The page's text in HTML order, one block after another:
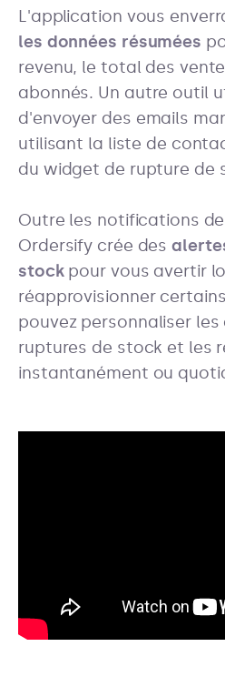
L'application vous
les données résumées
revenu, le total des
abonnés. Un autre outil
d'envoyer des emails
utilisant la liste de
du widget de rupture de
Outre les notifications
Ordersify crée des
stockpour vous avertir
réapprovisionner
pouvez personnaliser
ruptures de stock et les
instantanément ou